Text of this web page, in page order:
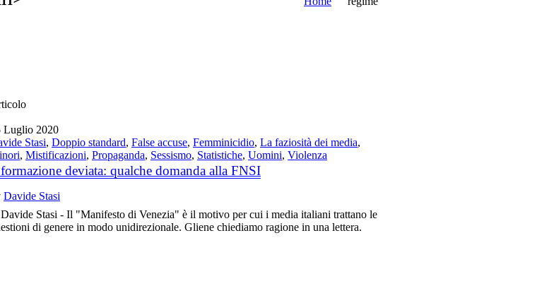
Luglio 2020
Stasi,Doppio standard,False accuse,Femminicidio,La faziosità dei media,
,Mistificazioni,Propaganda, Sessismo, Statistiche,Uomini,Violenza
deviata: qualche domanda alla FNSI
Davide Stasi
Stasi - Il "Manifesto di Venezia" è il motivo per cui i media italiani trattano le
di genere in modo unidirezionale. Gliene chiediamo ragione in una lettera.